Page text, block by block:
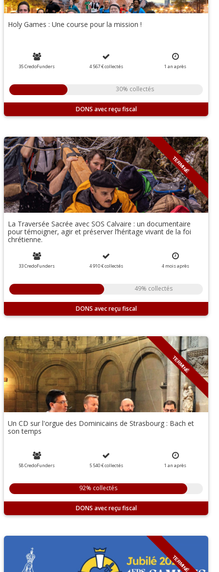
Holy Games : Une course pour la mission !
35 CredoFunders 4 567 €collectés 1 an après
30% collectés
DONS
TERMINÉ
La Traversée Sacrée avec SOS Calvaire : un documentaire
pour témoigner, agir et préserver l’héritage vivant de la foi
chrétienne.
33 CredoFunders 4 910 €collectés 4moisaprès
49% collectés
DONS
TERMINÉ
Un CD sur l'orgue des Dominicains de Strasbourg : Bach et
son temps
58 CredoFunders 5 540 €collectés 1 an après
92% collectés
DONS
TERMINÉ